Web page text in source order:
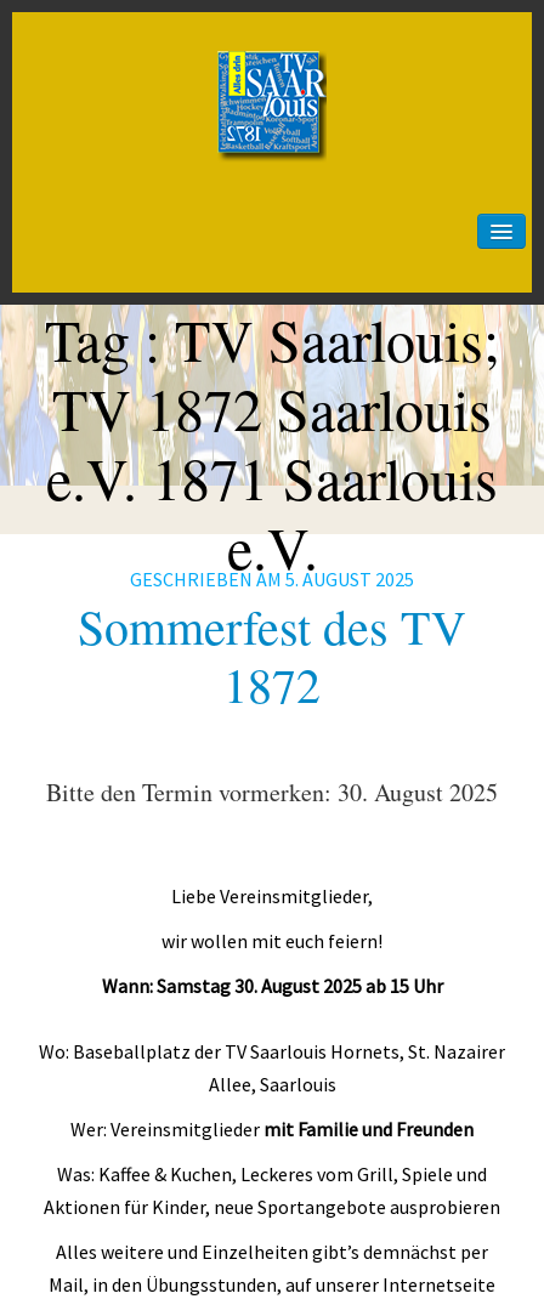
Sportarten
Artistik
Badminton
Baseball
Basketball
Gesundheit
Herzsport – REHA
Orthopädie – REHA
Rückenschule
Tai Chi
Yoga
Kletterknirpse
Kraft und Fitness
Schwimmen
Tag :TV Saarlouis;
TV 1872 Saarlouis
e.V. 1871 Saarlouis
e.V.
GESCHRIEBEN AM 5. AUGUST 2025
Sommerfest des TV
1872
Bitte den Termin vormerken: 30. August 2025
Liebe Vereinsmitglieder,
wir wollen mit euch feiern!
Wann: Samstag 30. August 2025 ab 15 Uhr
Wo: Baseballplatz der TV Saarlouis Hornets, St. Nazairer
Allee, Saarlouis
Wer: Vereinsmitglieder mit Familie und Freunden
Was: Kaffee & Kuchen, Leckeres vom Grill, Spiele und
Aktionen für Kinder, neue Sportangebote ausprobieren
Alles weitere und Einzelheiten gibt’s demnächst per
Mail, in den Übungsstunden, auf unserer Internetseite